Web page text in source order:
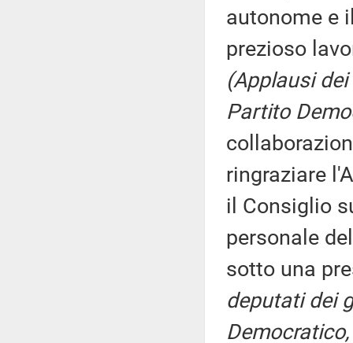
autonome e
prezioso
(Applausi
Partito
ringraziare
il Consiglio
personale
sotto una
deputati dei